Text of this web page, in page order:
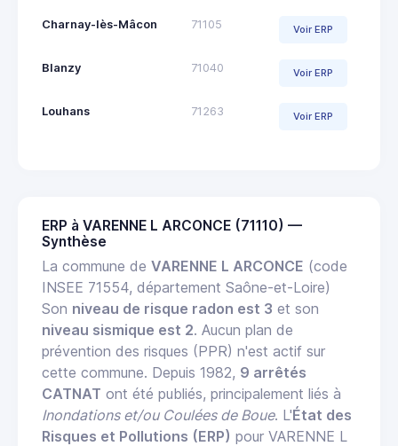
Charnay-lès-Mâcon 71105 Voir ERP
Blanzy 71040 Voir ERP
Louhans 71263 Voir ERP
ERP à VARENNE L ARCONCE (71110) —
Synthèse
La commune de VARENNE L ARCONCE (code
INSEE 71554, département Saône-et-Loire)
Son niveau de risque radon est 3 et son
niveau sismique est 2. Aucun plan de
prévention des risques (PPR) n'est actif sur
cette commune. Depuis 1982, 9 arrêtés
CATNAT ont été publiés, principalement liés à
Inondations et/ou Coulées de Boue. L'État des
Risques et Pollutions (ERP) pour VARENNE L